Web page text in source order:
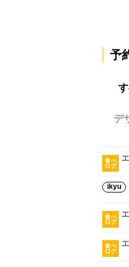
予
食べ
ログ
ikyu
食べ
ログ
食べ
ログ
デ